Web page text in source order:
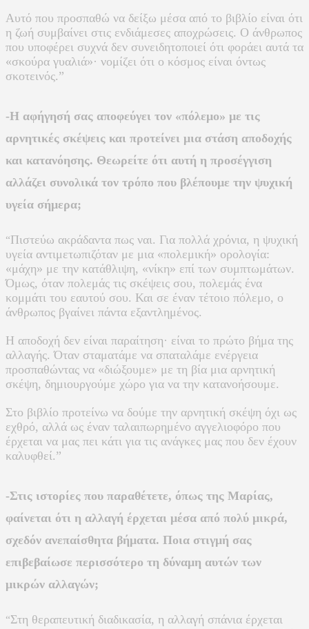
Αυτό που προσπαθώ να δείξω μέσα από το βιβλίο είναι ότι
η ζωή συμβαίνει στις ενδιάμεσες αποχρώσεις. Ο άνθρωπος
που υποφέρει συχνά δεν συνειδητοποιεί ότι φοράει αυτά τα
«σκούρα γυαλιά»· νομίζει ότι ο κόσμος είναι όντως
σκοτεινός.”
-Η αφήγησή σας αποφεύγει τον «πόλεμο» με τις
αρνητικές σκέψεις και προτείνει μια στάση αποδοχής
και κατανόησης. Θεωρείτε ότι αυτή η προσέγγιση
αλλάζει συνολικά τον τρόπο που βλέπουμε την ψυχική
υγεία σήμερα;
“Πιστεύω ακράδαντα πως ναι. Για πολλά χρόνια, η ψυχική
υγεία αντιμετωπιζόταν με μια «πολεμική» ορολογία:
«μάχη» με την κατάθλιψη, «νίκη» επί των συμπτωμάτων.
Όμως, όταν πολεμάς τις σκέψεις σου, πολεμάς ένα
κομμάτι του εαυτού σου. Και σε έναν τέτοιο πόλεμο, ο
άνθρωπος βγαίνει πάντα εξαντλημένος.
Η αποδοχή δεν είναι παραίτηση· είναι το πρώτο βήμα της
αλλαγής. Όταν σταματάμε να σπαταλάμε ενέργεια
προσπαθώντας να «διώξουμε» με τη βία μια αρνητική
σκέψη, δημιουργούμε χώρο για να την κατανοήσουμε.
Στο βιβλίο προτείνω να δούμε την αρνητική σκέψη όχι ως
εχθρό, αλλά ως έναν ταλαιπωρημένο αγγελιοφόρο που
έρχεται να μας πει κάτι για τις ανάγκες μας που δεν έχουν
καλυφθεί.”
-Στις ιστορίες που παραθέτετε, όπως της Μαρίας,
φαίνεται ότι η αλλαγή έρχεται μέσα από πολύ μικρά,
σχεδόν ανεπαίσθητα βήματα. Ποια στιγμή σας
επιβεβαίωσε περισσότερο τη δύναμη αυτών των
μικρών αλλαγών;
“Στη θεραπευτική διαδικασία, η αλλαγή σπάνια έρχεται